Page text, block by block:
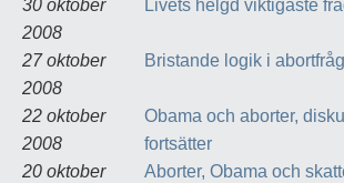
30 oktober
2008
Livets helgd viktigaste
27 oktober
2008
Bristande logik i
22 oktober
2008
Obama och aborter,
fortsätter
20 oktober
Aborter, Obama och